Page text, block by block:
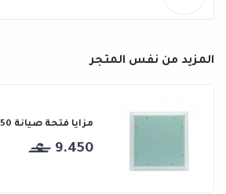
المزيد من نفس المتجر
مزايا فتحة صيانة 50-50
9.450